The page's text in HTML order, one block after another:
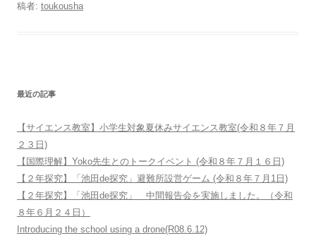
稿者: toukousha
最近の記事
【サイエンス教室】小学生対象夏休みサイエンス教室(令和８年７月
２３日)
【国際理解】Yoko先生とのトークイベント (令和８年７月１６日)
【２年探究】「池田de探究」避難所設営ゲーム (令和８年７月1日)
【２年探究】「池田de探究」 中間報告会を実施しました。（令和
８年６月２４日）
Introducing the school using a drone(R08.6.12)